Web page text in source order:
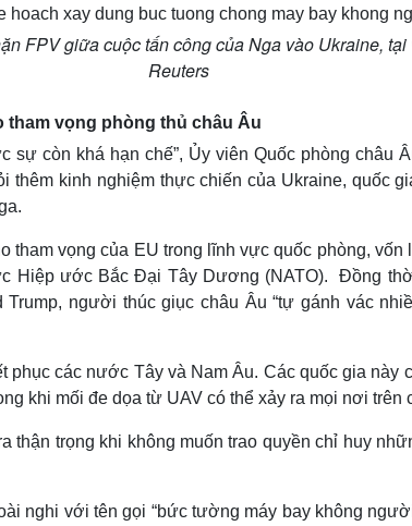
FPV giữa cuộc tấn công của Nga vào Ukraine,
Reuters
vọng phòng thủ châu Âu
sự còn khá hạn chế”, Ủy viên Quốc phòng châu
thêm kinh nghiệm thực chiến của Ukraine, quốc
tham vọng của EU trong lĩnh vực quốc phòng, vốn
Hiệp ước Bắc Đại Tây Dương (NATO). Đồng
người thúc giục châu Âu “tự gánh vác
phục các nước Tây và Nam Âu. Các quốc gia này
khi mối đe dọa từ UAV có thể xảy ra mọi nơi trên
thận trọng khi không muốn trao quyền chỉ huy
nghi với tên gọi “bức tường máy bay không